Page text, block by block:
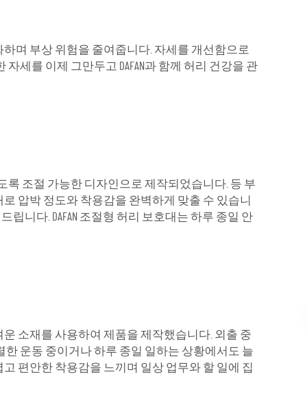
며 부상 위험을 줄여줍니다. 자세를 개선함으로
세를 이제 그만두고 DAFAN과 함께 허리 건강을 관
록 조절 가능한 디자인으로 제작되었습니다. 등 부
압박 정도와 착용감을 완벽하게 맞출 수 있습니
니다. DAFAN 조절형 허리 보호대는 하루 종일 안
소재를 사용하여 제품을 제작했습니다. 외출 중
운동 중이거나 하루 종일 일하는 상황에서도 늘
편안한 착용감을 느끼며 일상 업무와 할 일에 집